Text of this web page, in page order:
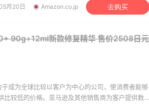
月20日 Amazon.co.jp 去购买
90g+12ml新款修复精华售价2508日元
成为全球比较以客户为中心的公司，使消费者能够
较低的价格。亚马逊及其他销售商为客户提供数
Columbia Sportswear
促！入手 Dior、Prada、
9天16小时
Mytheresa：折扣区时尚
新热卖 关注 TOTEME、
ZIMMERMAN 等